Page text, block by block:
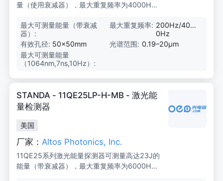
量（使用衰减器），最大重复频率为4000H
平方。这些探测器使用方便，可测量相对较宽
的光束，适用于许多OEM、制造和实验室应
用。
最大可测量能量（带衰减
器）:
8
J
最大重复频率: 200Hz/400
0Hz
有效孔径: 50×50mm 光谱范围: 0.19–20μm
最大可测量能量
（1064nm,7ns,10Hz）:
J
STANDA - 11QE25LP-H-MB - 激光能
量检测器
美国
厂家： Altos Photonics, Inc.
11QE25系列激光能量探测器可测量高达23J的
能量（带衰减器），最大重复频率为6000H